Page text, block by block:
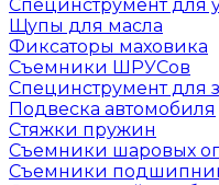
Специнструмент для
Щупы для масла
Фиксаторы маховика
Съемники ШРУСов
Специнструмент для
Подвеска автомобиля
Стяжки пружин
Съемники шаровых
Съемники